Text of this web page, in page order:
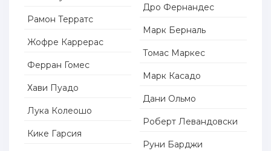
Рамон Терратс
Жофре Каррерас
Ферран Гомес
Хави Пуадо
Лука Колеошо
Кике Гарсия
Дро Фернандес
Марк Берналь
Томас Маркес
Марк Касадо
Дани Ольмо
Роберт Левандовски
Руни Барджи